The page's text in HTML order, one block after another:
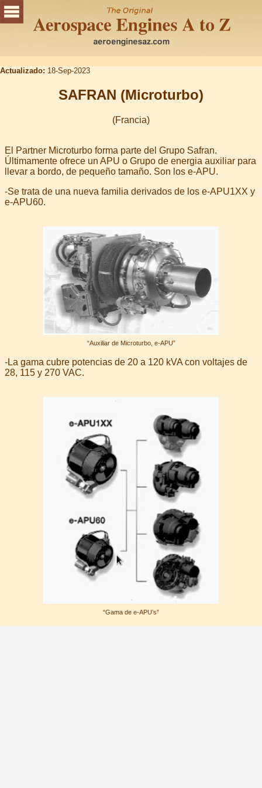
Actualizado: 18-Sep-2023
SAFRAN (Microturbo)
(Francia)
El Partner Microturbo forma parte del Grupo Safran.
Últimamente ofrece un APU o Grupo de energia auxiliar para
llevar a bordo, de pequeño tamaño. Son los e-APU.
-Se trata de una nueva familia derivados de los e-APU1XX y
e-APU60.
“Auxiliar de Microturbo, e-APU”
-La gama cubre potencias de 20 a 120 kVA con voltajes de
28, 115 y 270 VAC.
“Gama de e-APU’s”